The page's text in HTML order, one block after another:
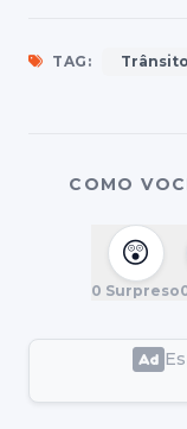
TAG: Trânsito
COMO
😲
0 Surpreso